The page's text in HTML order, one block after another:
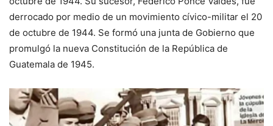
derrocado por medio de un movimiento cívico-militar el 20
de octubre de 1944. Se formó una junta de Gobierno que
promulgó la nueva Constitución de la República de
Guatemala de 1945.